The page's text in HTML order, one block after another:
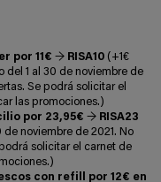
por 11€ → RISA10 (+1€
del 1 al 30 de noviembre de
Se podrá solicitar el
las promociones.)
por 23,95€ → RISA23
de noviembre de 2021. No
solicitar el carnet de
con refill por 12€ en